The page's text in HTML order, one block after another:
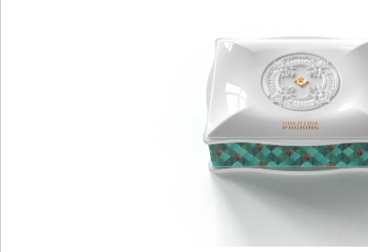
Facebook
YouTube
LinkedIn
TikTok
WhatsApp
Instagram